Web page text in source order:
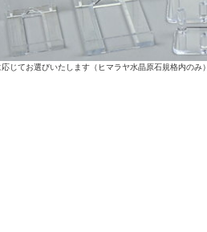
じてお選びいたします（ヒマラヤ水晶原石規格内のみ）